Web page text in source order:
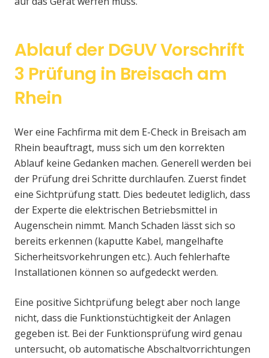
Ablauf der DGUV Vorschrift
3 Prüfung in Breisach am
Rhein
Wer eine Fachfirma mit dem E-Check in Breisach am
Rhein beauftragt, muss sich um den korrekten
Ablauf keine Gedanken machen. Generell werden bei
der Prüfung drei Schritte durchlaufen. Zuerst findet
eine Sichtprüfung statt. Dies bedeutet lediglich, dass
der Experte die elektrischen Betriebsmittel in
Augenschein nimmt. Manch Schaden lässt sich so
bereits erkennen (kaputte Kabel, mangelhafte
Sicherheitsvorkehrungen etc.). Auch fehlerhafte
Installationen können so aufgedeckt werden.
Eine positive Sichtprüfung belegt aber noch lange
nicht, dass die Funktionstüchtigkeit der Anlagen
gegeben ist. Bei der Funktionsprüfung wird genau
untersucht, ob automatische Abschaltvorrichtungen